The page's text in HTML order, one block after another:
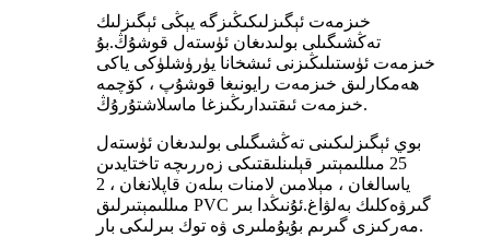
خىزمەت ئېگىزلىكىڭىزگە يېڭى ئېگىزلىك
تەڭشىگىلى بولىدىغان ئۈستەل قوشۇڭ.بۇ
خىزمەت ئۈستىلىڭىزنى ئىشخانا يۈرۈشلۈكى ياكى
ھەمكارلىق خىزمەت رايونىغا قوشۇپ ، كۆچمە
خىزمەت ئىقتىدارىڭىزغا ماسلاشتۇرۇڭ.
بوي ئېگىزلىكىنى تەڭشىگىلى بولىدىغان ئۈستەل
25 مىللىمېتىر قېلىنلىقتىكى زەررىچە تاختايدىن
ياسالغان ، مېلامىن لامنات بىلەن قاپلانغان ، 2
مىللىمېتىرلىق PVC گىرۋەكلىك بەلۋاغ.ئۇنىڭدا بىر
مەركىزى گىرىم بۇيۇملىرى ۋە توك بىرلىكى بار.